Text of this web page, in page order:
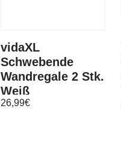
vidaXL
Schwebende
Wandregale 2 Stk.
Weiß
80×23,5×3,8cm
26,99€